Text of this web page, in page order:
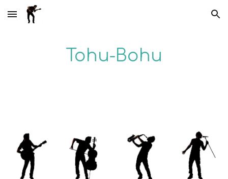
Skip to main content Skip to navigation
Tohu-Bohu